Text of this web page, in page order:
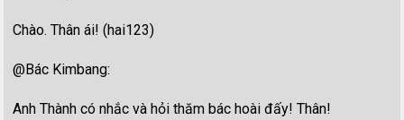
Chào. Thân ái! (hai123)
@Bác Kimbang:
Anh Thành có nhắc và hỏi thăm bác hoài đấy! Thân!